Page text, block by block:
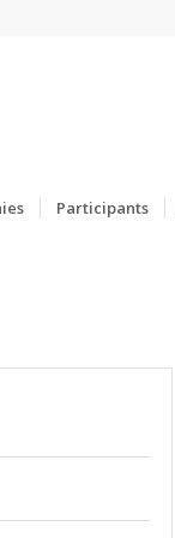
Participants